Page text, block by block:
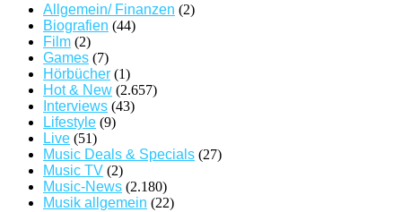
Allgemein/ Finanzen (2)
Biografien (44)
Film (2)
Games (7)
Hörbücher (1)
Hot & New (2.657)
Interviews (43)
Lifestyle (9)
Live (51)
Music Deals & Specials (27)
Music TV (2)
Music-News (2.180)
Musik allgemein (22)